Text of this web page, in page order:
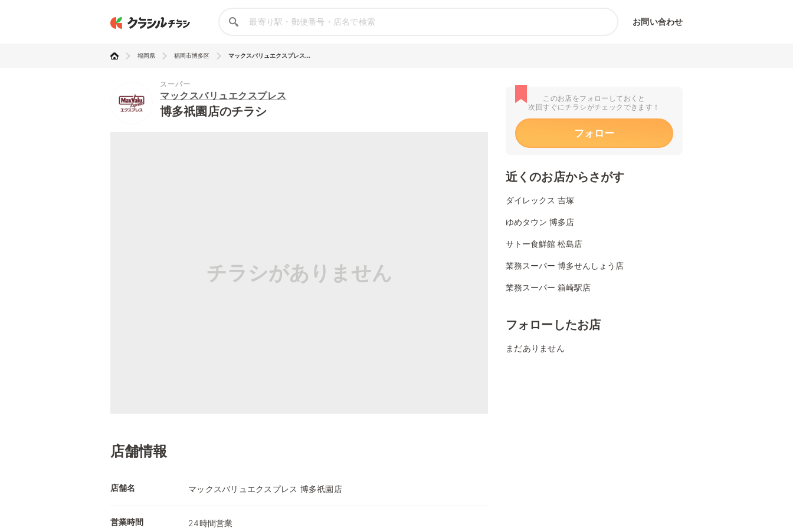
お問い合わせ
福岡県 福岡市博多区 マックスバリュエクスプレス...
スーパー
マックスバリュエクスプレス
博多祇園店のチラシ
チラシがありません
店舗情報
店舗名 マックスバリュエクスプレス 博多祇園店
営業時間 24時間営業
このお店をフォローしておくと
次回すぐにチラシがチェックできます！
フォロー
近くのお店からさがす
ダイレックス 吉塚
ゆめタウン 博多店
サトー食鮮館 松島店
業務スーパー 博多せんしょう店
業務スーパー 箱崎駅店
フォローしたお店
まだありません